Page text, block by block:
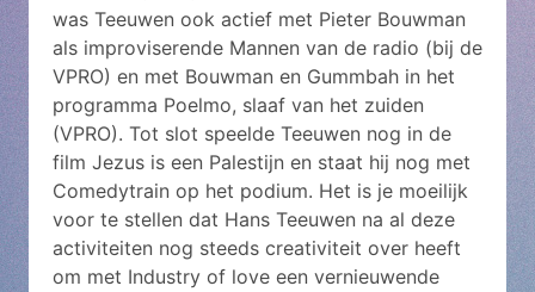
was Teeuwen ook actief met Pieter Bouwman
als improviserende Mannen van de radio (bij de
VPRO) en met Bouwman en Gummbah in het
programma Poelmo, slaaf van het zuiden
(VPRO). Tot slot speelde Teeuwen nog in de
film Jezus is een Palestijn en staat hij nog met
Comedytrain op het podium. Het is je moeilijk
voor te stellen dat Hans Teeuwen na al deze
activiteiten nog steeds creativiteit over heeft
om met Industry of love een vernieuwende